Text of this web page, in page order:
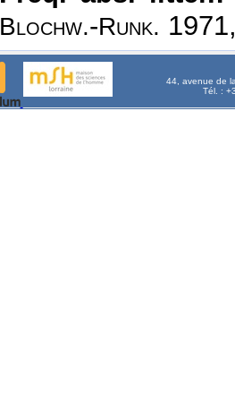
Blochw.-Runk.
44, avenue de
Tél. :